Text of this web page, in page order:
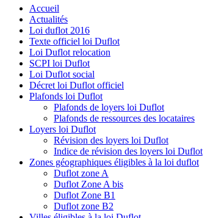
Accueil
Actualités
Loi duflot 2016
Texte officiel loi Duflot
Loi Duflot relocation
SCPI loi Duflot
Loi Duflot social
Décret loi Duflot officiel
Plafonds loi Duflot
Plafonds de loyers loi Duflot
Plafonds de ressources des locataires
Loyers loi Duflot
Révision des loyers loi Duflot
Indice de révision des loyers loi Duflot
Zones géographiques éligibles à la loi duflot
Duflot zone A
Duflot Zone A bis
Duflot Zone B1
Duflot zone B2